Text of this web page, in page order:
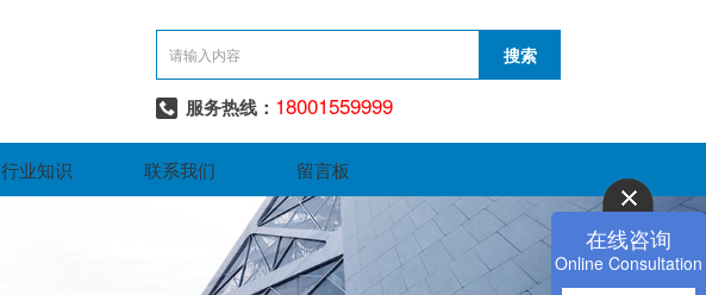
服务热线： 18001559999
行业知识 联系我们 留言板
在线咨询
Online Consultation